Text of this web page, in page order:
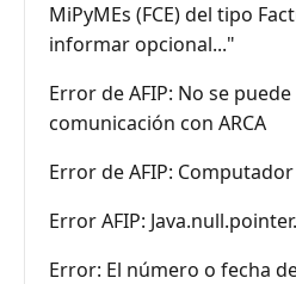
MiPyMEs (FCE) del tipo
informar opcional..."
Error de AFIP: No se
comunicación con ARCA
Error de AFIP:
Error AFIP:
Error: El número o fecha